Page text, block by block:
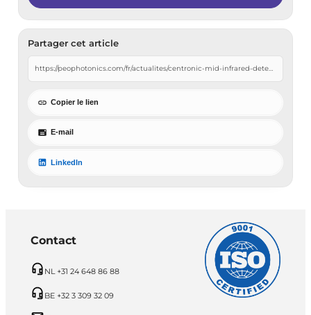
Partager cet article
Copier le lien
E-mail
LinkedIn
Contact
NL +31 24 648 86 88
BE +32 3 309 32 09